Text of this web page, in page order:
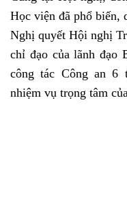
Học viện đã phổ biến,
Nghị quyết Hội nghị
chỉ đạo của lãnh đạo
công tác Công an 6
nhiệm vụ trọng tâm